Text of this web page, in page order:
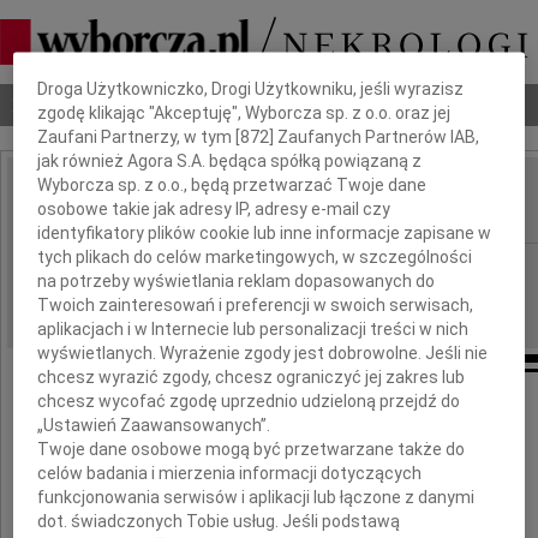
Nekrologi Odeszli Poradnik pogrzebowy
IMIĘ I NAZWISKO: Henryka Kośmidek
REGION: Szczecin
DATA EMISJI: 16.11.2012
Z żalem zawiadamiam,
że w dniu 6 listopada 2012 roku zmarła
przeżywszy 82 lata
Henryka Kośmidek
Dbamy o Twoją prywatność
Droga Użytkowniczko, Drogi Użytkowniku, jeśli wyrazisz
zgodę klikając "Akceptuję", Wyborcza sp. z o.o. oraz jej
Zaufani Partnerzy, w tym [872 ] Zaufanych Partnerów IAB,
jak również Agora S.A. będąca spółką powiązaną z
Wyborcza sp. z o.o., będą przetwarzać Twoje dane
osobowe takie jak adresy IP, adresy e-mail czy
identyfikatory plików cookie lub inne informacje zapisane w
tych plikach do celów marketingowych, w szczególności
na potrzeby wyświetlania reklam dopasowanych do
Twoich zainteresowań i preferencji w swoich serwisach,
aplikacjach i w Internecie lub personalizacji treści w nich
wyświetlanych. Wyrażenie zgody jest dobrowolne. Jeśli nie
chcesz wyrazić zgody, chcesz ograniczyć jej zakres lub
chcesz wycofać zgodę uprzednio udzieloną przejdź do
„Ustawień Zaawansowanych”.
Twoje dane osobowe mogą być przetwarzane także do
celów badania i mierzenia informacji dotyczących
funkcjonowania serwisów i aplikacji lub łączone z danymi
dot. świadczonych Tobie usług. Jeśli podstawą